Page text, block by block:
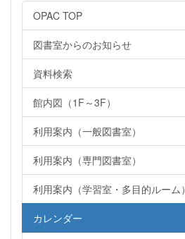
OPAC TOP
図書室からのお知らせ
資料検索
館内図（1F～3F）
利用案内（一般図書室）
利用案内（専門図書室）
利用案内（学習室・多目的ルーム）
カレンダー